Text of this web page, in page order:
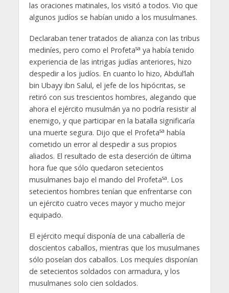
las oraciones matinales, los visitó a todos. Vio que
algunos judíos se habían unido a los musulmanes.
Declaraban tener tratados de alianza con las tribus
mediníes, pero como el Profetasa ya había tenido
experiencia de las intrigas judías anteriores, hizo
despedir a los judíos. En cuanto lo hizo, Abdul’lah
bin Ubayy ibn Salul, el jefe de los hipócritas, se
retiró con sus trescientos hombres, alegando que
ahora el ejército musulmán ya no podría resistir al
enemigo, y que participar en la batalla significaría
una muerte segura. Dijo que el Profetasa había
cometido un error al despedir a sus propios
aliados. El resultado de esta deserción de última
hora fue que sólo quedaron setecientos
musulmanes bajo el mando del Profetasa. Los
setecientos hombres tenían que enfrentarse con
un ejército cuatro veces mayor y mucho mejor
equipado.
El ejército mequí disponía de una caballería de
doscientos caballos, mientras que los musulmanes
sólo poseían dos caballos. Los mequíes disponían
de setecientos soldados con armadura, y los
musulmanes solo cien soldados.